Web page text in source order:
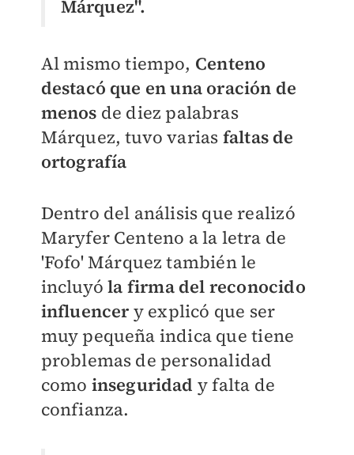
Márquez".
Al mismo tiempo, Centeno
destacó que en una oración de
menos de diez palabras
Márquez, tuvo varias faltas de
ortografía
Dentro del análisis que realizó
Maryfer Centeno a la letra de
'Fofo' Márquez también le
incluyóla firma del reconocido
influencery explicó que ser
muy pequeña indica que tiene
problemas de personalidad
como inseguridad y falta de
confianza.